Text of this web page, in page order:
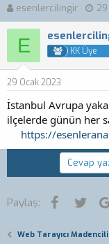
K
o
n
b
y
u
a
ş
esenlercilingir
B
a
ş
l
a
n
ç
t
a
i
h
E KK Üye
29 Ocak 2023
İstanbul Avrupa
ilçelerde günün her
https://
Cevap
Paylaş: Facebook
Web Tarayıcı